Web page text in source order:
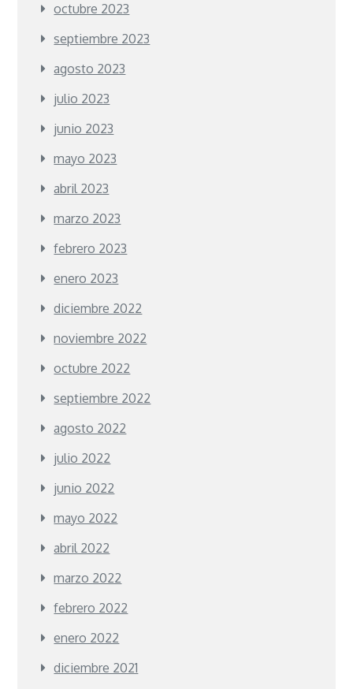
octubre 2023
septiembre 2023
agosto 2023
julio 2023
junio 2023
mayo 2023
abril 2023
marzo 2023
febrero 2023
enero 2023
diciembre 2022
noviembre 2022
octubre 2022
septiembre 2022
agosto 2022
julio 2022
junio 2022
mayo 2022
abril 2022
marzo 2022
febrero 2022
enero 2022
diciembre 2021